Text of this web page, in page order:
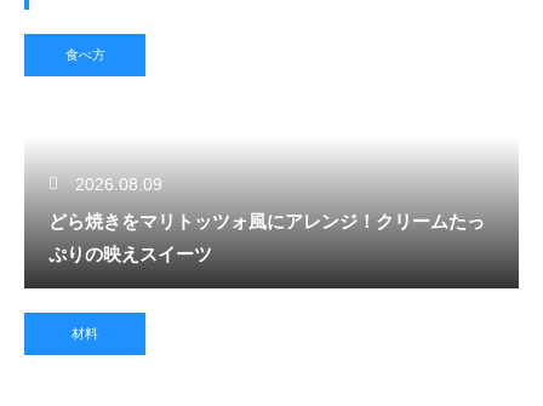
食べ方
2026.08.09
どら焼きをマリトッツォ風にアレンジ！クリームたっ
ぷりの映えスイーツ
材料